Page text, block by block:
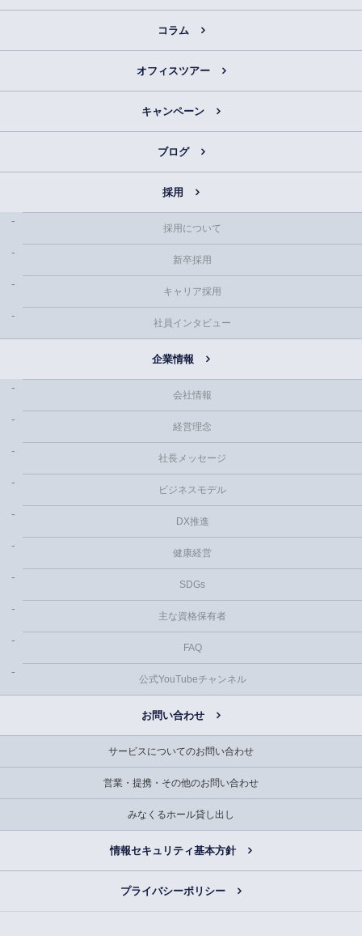
コラム
オフィスツアー
キャンペーン
ブログ
採用
採用について
新卒採用
キャリア採用
社員インタビュー
企業情報
会社情報
経営理念
社長メッセージ
ビジネスモデル
DX推進
健康経営
SDGs
主な資格保有者
FAQ
公式YouTubeチャンネル
お問い合わせ
サービスについてのお問い合わせ
営業・提携・その他のお問い合わせ
みなくるホール貸し出し
情報セキュリティ基本方針
プライバシーポリシー